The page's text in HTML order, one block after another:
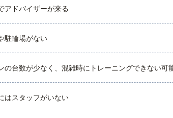
アドバイザーが来る
駐輪場がない
の台数が少なく、混雑時にトレーニングできない可
はスタッフがいない